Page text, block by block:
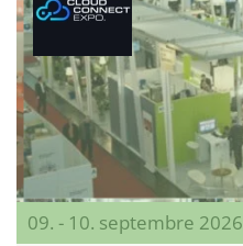
09. - 10. septembre 2026